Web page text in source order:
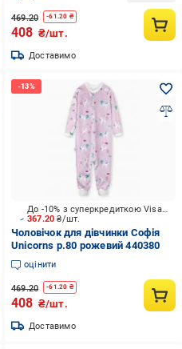
469.20 -61.20 ₴
408 ₴/шт.
Доставимо
367.20₴/шт.
До -10% з суперкредиткою Visa Вигода
Чоловічок для дівчинки Софія
Unicorns р.80 рожевий 440380
оцінити
469.20 -61.20 ₴
408 ₴/шт.
Доставимо